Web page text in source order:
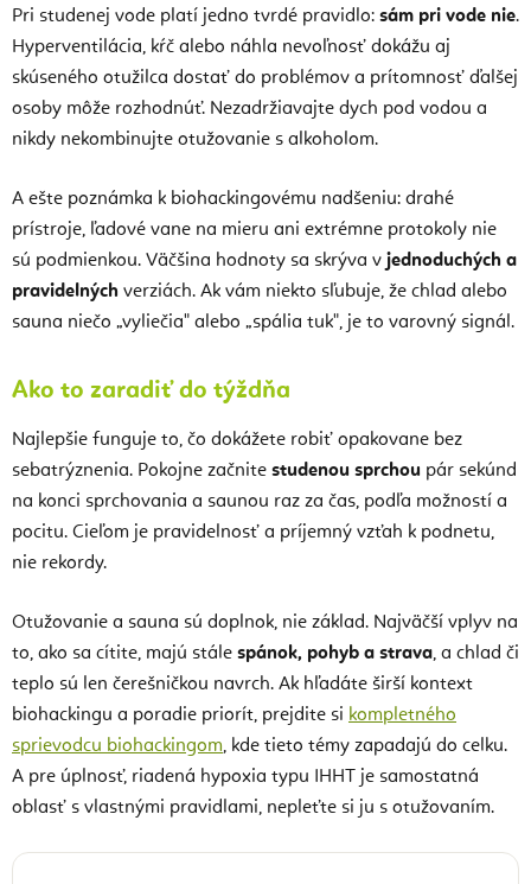
Pri studenej vode platí jedno tvrdé pravidlo: sám pri vode nie.
Hyperventilácia, kŕč alebo náhla nevoľnosť dokážu aj
skúseného otužilca dostať do problémov a prítomnosť ďalšej
osoby môže rozhodnúť. Nezadržiavajte dych pod vodou a
nikdy nekombinujte otužovanie s alkoholom.
A ešte poznámka k biohackingovému nadšeniu: drahé
prístroje, ľadové vane na mieru ani extrémne protokoly nie
sú podmienkou. Väčšina hodnoty sa skrýva v jednoduchých a
pravidelných verziách. Ak vám niekto sľubuje, že chlad alebo
sauna niečo „vyliečia" alebo „spália tuk", je to varovný signál.
Ako to zaradiť do týždňa
Najlepšie funguje to, čo dokážete robiť opakovane bez
sebatrýznenia. Pokojne začnite studenou sprchou pár sekúnd
na konci sprchovania a saunou raz za čas, podľa možností a
pocitu. Cieľom je pravidelnosť a príjemný vzťah k podnetu,
nie rekordy.
Otužovanie a sauna sú doplnok, nie základ. Najväčší vplyv na
to, ako sa cítite, majú stále spánok, pohyb a strava, a chlad či
teplo sú len čerešničkou navrch. Ak hľadáte širší kontext
biohackingu a poradie priorít, prejdite si kompletného
sprievodcu biohackingom, kde tieto témy zapadajú do celku.
A pre úplnosť, riadená hypoxia typu IHHT je samostatná
oblasť s vlastnými pravidlami, nepleťte si ju s otužovaním.